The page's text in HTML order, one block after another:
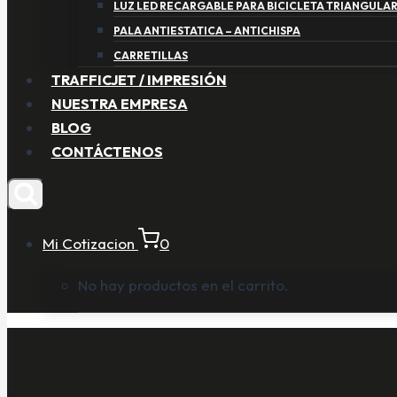
LUZ LED RECARGABLE PARA BICICLETA TRIANGULAR
PALA ANTIESTATICA – ANTICHISPA
CARRETILLAS
TRAFFICJET / IMPRESIÓN
NUESTRA EMPRESA
BLOG
CONTÁCTENOS
Mi Cotizacion 0
No hay productos en el carrito.